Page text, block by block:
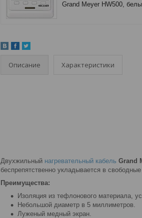
Grand Meyer HW500,
Описание Характеристики
Двухжильный нагревательный кабель Grand
беспрепятственно укладывается в
Преимущества:
Изоляция из тефлонового материала,
Небольшой диаметр в 5 миллиметров.
Луженый медный экран.